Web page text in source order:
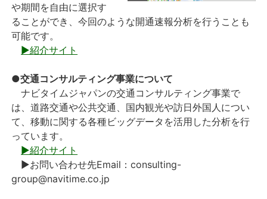
や期間を自由に選択す
ることができ、今回のような開通速報分析を行うことも
可能です。
▶紹介サイト
●交通コンサルティング事業について
ナビタイムジャパンの交通コンサルティング事業で
は、道路交通や公共交通、国内観光や訪日外国人につい
て、移動に関する各種ビッグデータを活用した分析を行
っています。
▶紹介サイト
▶お問い合わせ先Email：consulting-
group@navitime.co.jp